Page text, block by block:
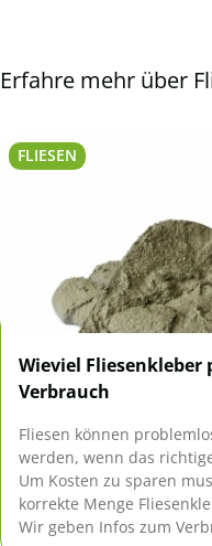
Erfahre mehr über
FLIESEN
Wieviel
Verbrauch
Fliesen können
werden, wenn das
Um Kosten zu sparen
korrekte Menge
Wir geben Infos zum